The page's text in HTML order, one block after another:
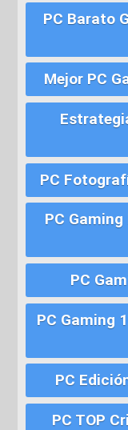
PC Barato
Mejor PC
PC
PC
PC
PC Gaming
PC
PC TOP